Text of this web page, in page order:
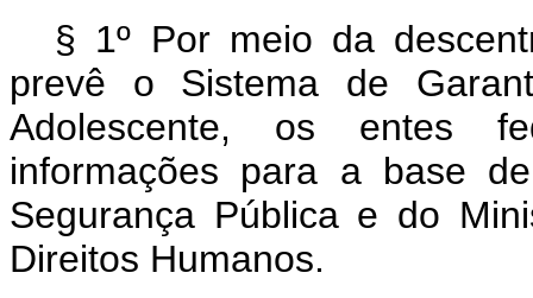
§ 1º Por meio da
prevê o Sistema de
Adolescente, os entes
informações para a base
Segurança Pública e do
Direitos Humanos.